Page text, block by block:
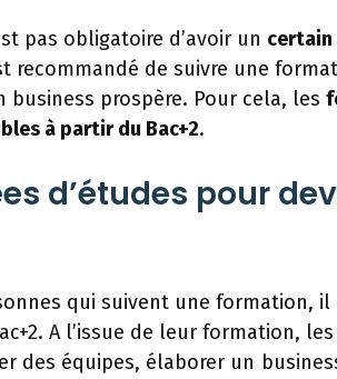
pas obligatoire d’avoir un certain
recommandé de suivre une
prospère. Pour cela, les
à partir du Bac+2.
d’études pour
qui suivent une formation, il
A l’issue de leur formation,
des équipes, élaborer un